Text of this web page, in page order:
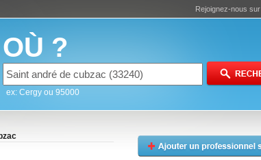
Rejoignez-nous sur
OÙ ?
ex: Cergy ou 95000